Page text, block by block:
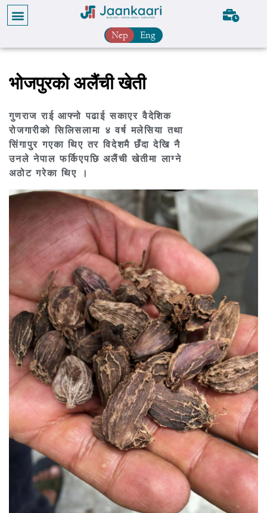
Nep Eng
भोजपुरको अलैंची खेती
गुणराज राई आफ्नो पढाई सकाएर वैदेशिक
रोजगारीको सिलिसलामा ४ वर्ष मलेसिया तथा
सिंगापुर गएका थिए तर विदेशमै छँदा देखि नै
उनले नेपाल फर्किएपछि अलैंची खेतीमा लाग्ने
अठोट गरेका थिए ।